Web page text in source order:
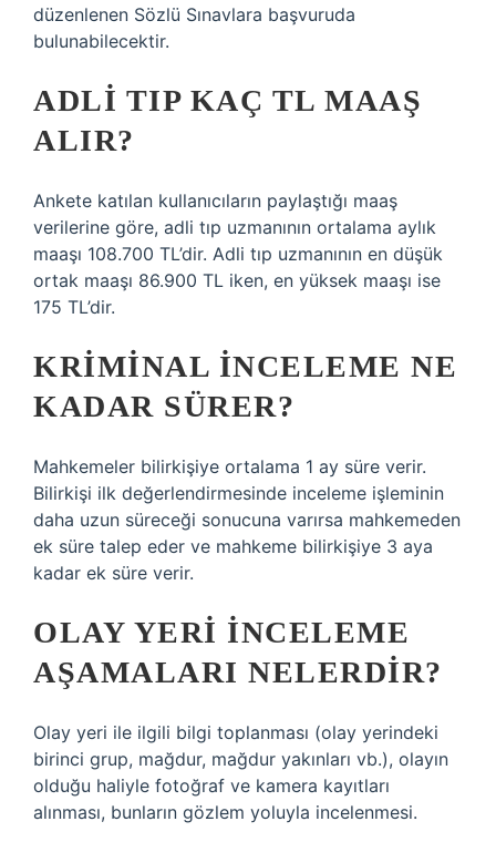
düzenlenen Sözlü Sınavlara başvuruda
bulunabilecektir.
ADLI TIP KAÇ TL MAAŞ
ALIR?
Ankete katılan kullanıcıların paylaştığı maaş
verilerine göre, adli tıp uzmanının ortalama aylık
maaşı 108.700 TL’dir. Adli tıp uzmanının en düşük
ortak maaşı 86.900 TL iken, en yüksek maaşı ise
175 TL’dir.
KRIMINAL INCELEME NE
KADAR SÜRER?
Mahkemeler bilirkişiye ortalama 1 ay süre verir.
Bilirkişi ilk değerlendirmesinde inceleme işleminin
daha uzun süreceği sonucuna varırsa mahkemeden
ek süre talep eder ve mahkeme bilirkişiye 3 aya
kadar ek süre verir.
OLAY YERI INCELEME
AŞAMALARI NELERDIR?
Olay yeri ile ilgili bilgi toplanması (olay yerindeki
birinci grup, mağdur, mağdur yakınları vb.), olayın
olduğu haliyle fotoğraf ve kamera kayıtları
alınması, bunların gözlem yoluyla incelenmesi.